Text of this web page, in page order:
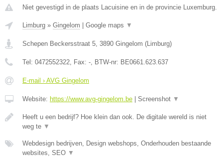
Niet gevestigd in de plaats Lacuisine en in de provincie Luxemburg.
Limburg » Gingelom Google maps ▼
Schepen Beckersstraat 5, 3890 Gingelom (Limburg)
Tel: 0472552322, Fax: -, BTW-nr: BE0661.623.637
E-mail › AVG Gingelom
Website: https://www.avg-gingelom.be Screenshot ▼
Heeft u een bedrijf? Hoe klein dan ook. De digitale wereld is niet
weg te ▼
Webdesign bedrijven, Design webshops, Onderhouden bestaande
websites, SEO ▼